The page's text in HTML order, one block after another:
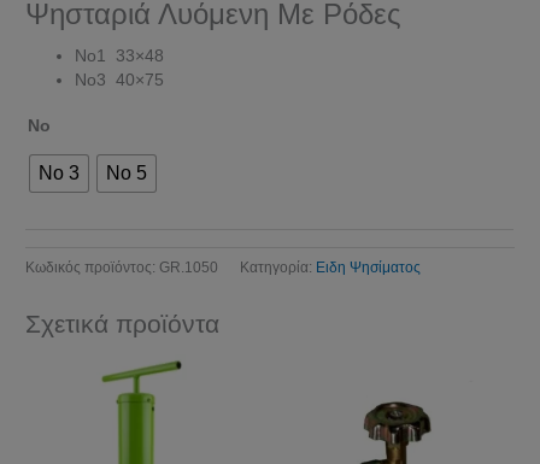
Ψησταριά Λυόμενη Με Ρόδες
No1 33×48
No3 40×75
Νο
No 3 Νο 5
Κωδικός προϊόντος: GR.1050 Κατηγορία: Ειδη Ψησίματος
Σχετικά προϊόντα